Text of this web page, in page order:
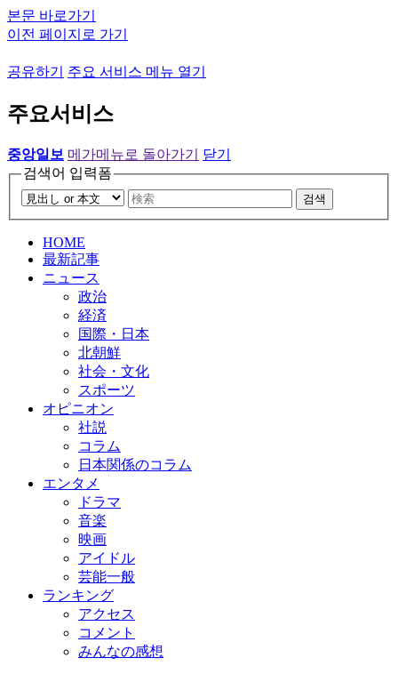
본문 바로가기
이전 페이지로 가기
공유하기 주요 서비스 메뉴 열기
주요서비스
중앙일보 메가메뉴로 돌아가기
닫기
검색어 입력폼
검색
HOME
最新記事
ニュース
政治
経済
国際・日本
北朝鮮
社会・文化
スポーツ
オピニオン
社説
コラム
日本関係のコラム
エンタメ
ドラマ
音楽
映画
アイドル
芸能一般
ランキング
アクセス
コメント
みんなの感想